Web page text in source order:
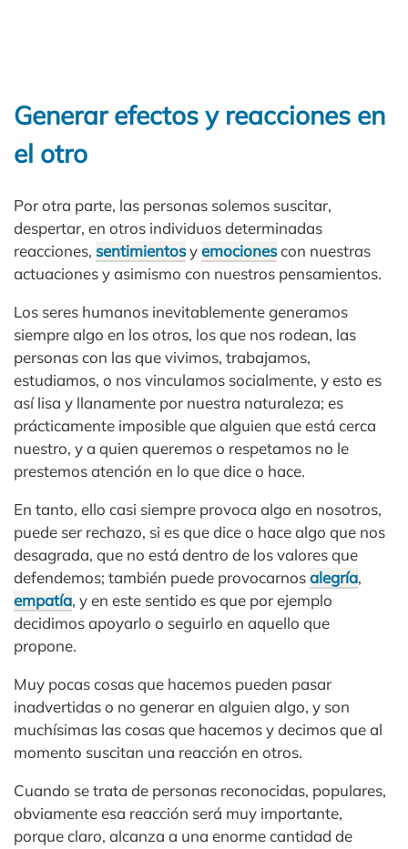
Generar efectos y reacciones en
el otro
Por otra parte, las personas solemos suscitar,
despertar, en otros individuos determinadas
reacciones, sentimientosyemocionescon nuestras
actuaciones y asimismo con nuestros pensamientos.
Los seres humanos inevitablemente generamos
siempre algo en los otros, los que nos rodean, las
personas con las que vivimos, trabajamos,
estudiamos, o nos vinculamos socialmente, y esto es
así lisa y llanamente por nuestra naturaleza; es
prácticamente imposible que alguien que está cerca
nuestro, y a quien queremos o respetamos no le
prestemos atención en lo que dice o hace.
En tanto, ello casi siempre provoca algo en nosotros,
puede ser rechazo, si es que dice o hace algo que nos
desagrada, que no está dentro de los valores que
defendemos; también puede provocarnosalegría,
empatía, y en este sentido es que por ejemplo
decidimos apoyarlo o seguirlo en aquello que
propone.
Muy pocas cosas que hacemos pueden pasar
inadvertidas o no generar en alguien algo, y son
muchísimas las cosas que hacemos y decimos que al
momento suscitan una reacción en otros.
Cuando se trata de personas reconocidas, populares,
obviamente esa reacción será muy importante,
porque claro, alcanza a una enorme cantidad de